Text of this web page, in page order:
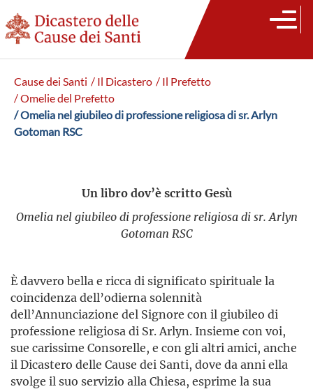
Cause dei Santi / Il Dicastero / Il Prefetto
/ Omelie del Prefetto
/ Omelia nel giubileo di professione religiosa di sr. Arlyn
Gotoman RSC
Un libro dov’è scritto Gesù
Omelia nel giubileo di professione religiosa di sr. Arlyn
Gotoman RSC
È davvero bella e ricca di significato spirituale la
coincidenza dell’odierna solennità
dell’Annunciazione del Signore con il giubileo di
professione religiosa di Sr. Arlyn. Insieme con voi,
sue carissime Consorelle, e con gli altri amici, anche
il Dicastero delle Cause dei Santi, dove da anni ella
svolge il suo servizio alla Chiesa, esprime la sua